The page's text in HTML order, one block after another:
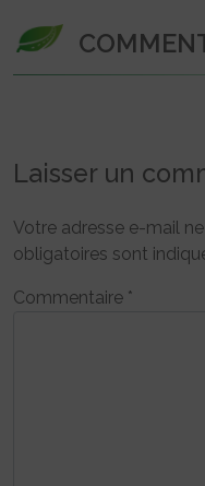
Laisser un
Votre adresse e-mail
obligatoires sont
Commentaire *